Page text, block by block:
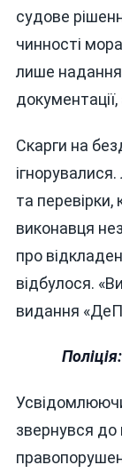
судове
чинності
лише
Скарги на
та перевірки,
виконавця
про
відбулося.
видання
звернувся до